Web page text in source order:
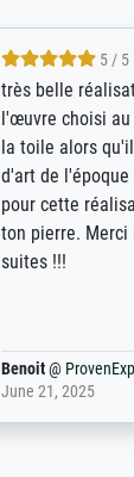
5 / 5
eine große
deren
wurde sehr gut
Bestellkriterien
Erklärungen,
werde auf jeden
Erfahrungen
Anonym@
May 13, 2026